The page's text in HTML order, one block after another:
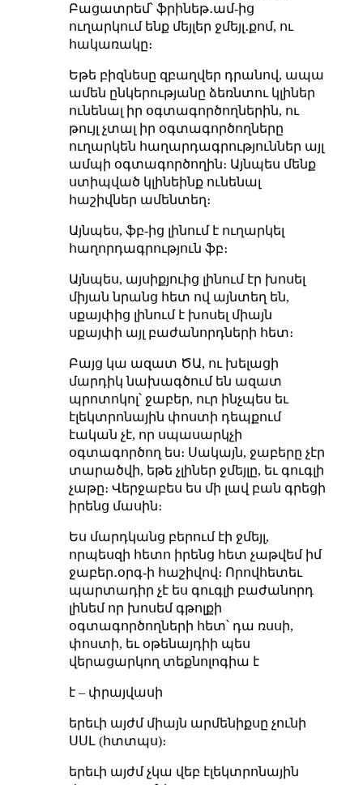
Բացատրեմ՝ ֆրինեթ․ամ-ից
ուղարկում ենք մեյլեր ջմեյլ․քոմ, ու
հակառակը։
Եթե բիզնեսը զբաղվեր դրանով, ապա
ամեն ընկերությանը ձեռնտու կլիներ
ունենալ իր օգտագործողներին, ու
թույլ չտալ իր օգտագործողները
ուղարկեն հաղարդագրություններ այլ
ամպի օգտագործողին։ Այնպես մենք
ստիպված կլինեինք ունենալ
հաշիվներ ամենտեղ։
Այնպես, ֆբ-ից լինում է ուղարկել
հաղորդագրություն ֆբ։
Այնպես, այսիքյուից լինում էր խոսել
միյան նրանց հետ ով այնտեղ են,
սքայփից լինում է խոսել միայն
սքայփի այլ բաժանորդների հետ։
Բայց կա ազատ ԾԱ, ու խելացի
մարդիկ նախագծում են ազատ
պրոտոկոլ՝ ջաբեր, ուր ինչպես եւ
էլեկտրոնային փոստի դեպքում
էական չէ, որ սպասարկչի
օգտագործող ես։ Սակայն, ջաբերը չէր
տարածվի, եթե չլիներ ջմեյլը, եւ գուգլի
չաթը։ Վերջաբես ես մի լավ բան գրեցի
իրենց մասին։
Ես մարդկանց բերում էի ջմեյլ,
որպեսզի հետո իրենց հետ չաթվեմ իմ
ջաբեր․օրգ-ի հաշիվով։ Որովհետեւ
պարտադիր չէ ես գուգլի բաժանորդ
լինեմ որ խոսեմ գթոլքի
օգտագործողների հետ՝ դա ռսսի,
փոստի, եւ օթենայդիի պես
վերացարկող տեքնոլոգիա է
է – փրայվասի
երեւի այժմ միայն արմենիքսը չունի
ՍՍԼ (հտտպս)։
երեւի այժմ չկա վեբ էլեկտրոնային